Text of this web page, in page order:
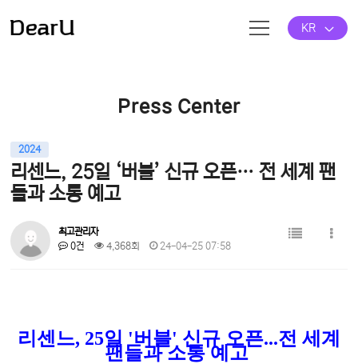
KR
Press Center
2024
리센느, 25일 ‘버블’ 신규 오픈… 전 세계 팬
들과 소통 예고
최고관리자
0건
4,368회 24-04-25 07:58
리센느, 25일 '버블' 신규 오픈...전 세계
팬들과 소통 예고